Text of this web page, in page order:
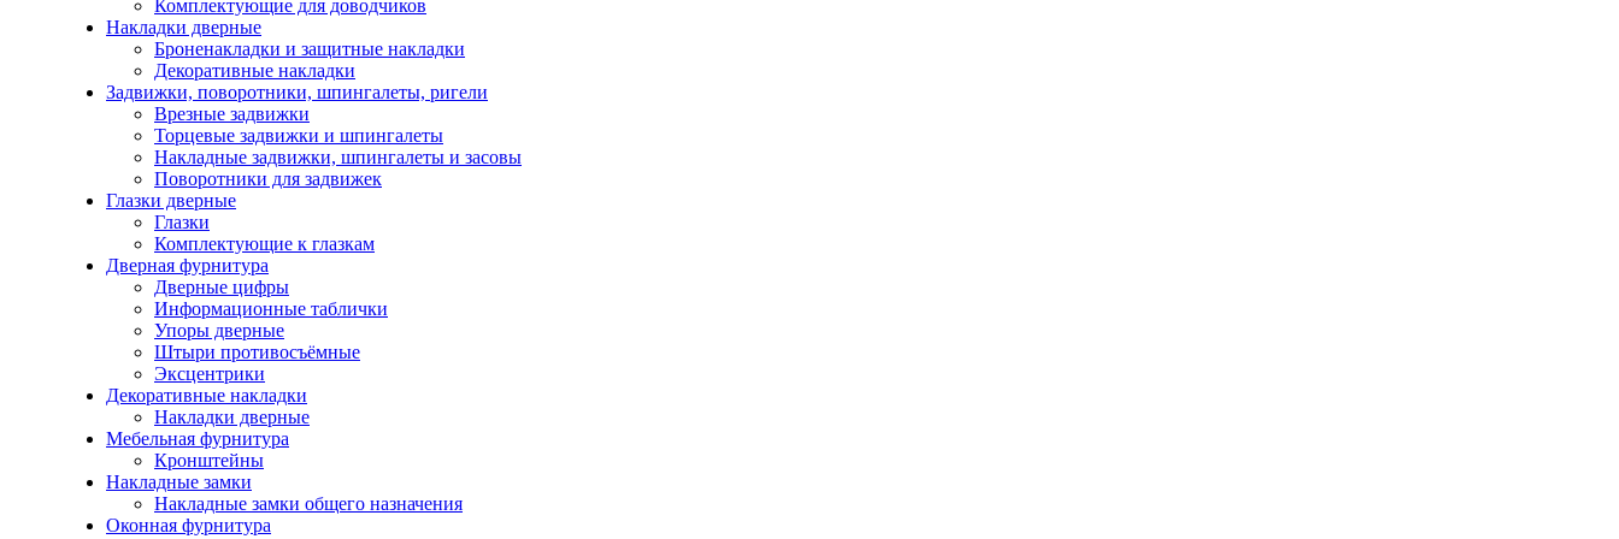
Комплектующие для доводчиков
Накладки дверные
Броненакладки и защитные накладки
Декоративные накладки
Задвижки, поворотники, шпингалеты, ригели
Врезные задвижки
Торцевые задвижки и шпингалеты
Накладные задвижки, шпингалеты и засовы
Поворотники для задвижек
Глазки дверные
Глазки
Комплектующие к глазкам
Дверная фурнитура
Дверные цифры
Информационные таблички
Упоры дверные
Штыри противосъёмные
Эксцентрики
Декоративные накладки
Накладки дверные
Мебельная фурнитура
Кронштейны
Накладные замки
Накладные замки общего назначения
Оконная фурнитура